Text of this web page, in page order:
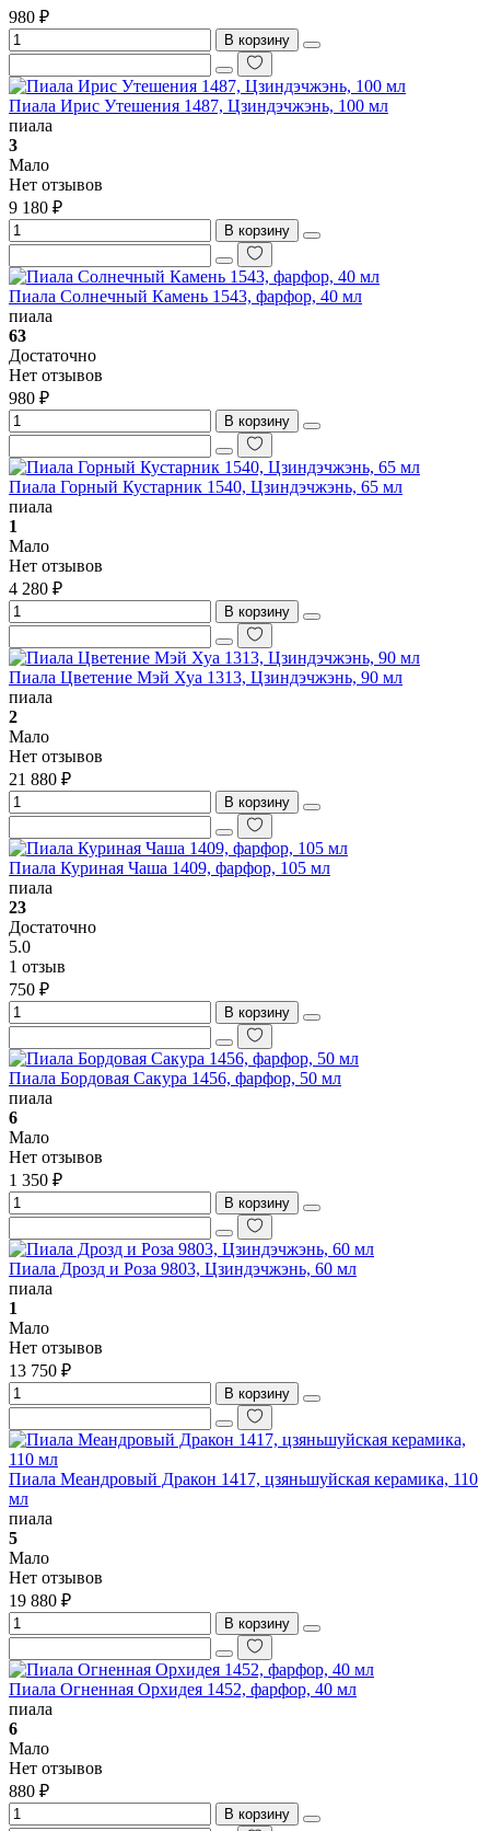
980 ₽
В корзину
Пиала Ирис Утешения 1487, Цзиндэчжэнь, 100 мл
пиала
3
Мало
Нет отзывов
9 180 ₽
В корзину
Пиала Солнечный Камень 1543, фарфор, 40 мл
пиала
63
Достаточно
Нет отзывов
980 ₽
В корзину
Пиала Горный Кустарник 1540, Цзиндэчжэнь, 65 мл
пиала
1
Мало
Нет отзывов
4 280 ₽
В корзину
Пиала Цветение Мэй Хуа 1313, Цзиндэчжэнь, 90 мл
пиала
2
Мало
Нет отзывов
21 880 ₽
В корзину
Пиала Куриная Чаша 1409, фарфор, 105 мл
пиала
23
Достаточно
5.0
1 отзыв
750 ₽
В корзину
Пиала Бордовая Сакура 1456, фарфор, 50 мл
пиала
6
Мало
Нет отзывов
1 350 ₽
В корзину
Пиала Дрозд и Роза 9803, Цзиндэчжэнь, 60 мл
пиала
1
Мало
Нет отзывов
13 750 ₽
В корзину
Пиала Меандровый Дракон 1417, цзяньшуйская керамика, 110
мл
пиала
5
Мало
Нет отзывов
19 880 ₽
В корзину
Пиала Огненная Орхидея 1452, фарфор, 40 мл
пиала
6
Мало
Нет отзывов
880 ₽
В корзину